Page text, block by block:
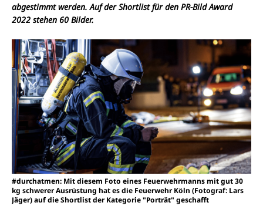
abgestimmt werden. Auf der Shortlist für den PR-Bild Award
2022 stehen 60 Bilder.
#durchatmen: Mit diesem Foto eines Feuerwehrmanns mit gut 30
kg schwerer Ausrüstung hat es die Feuerwehr Köln (Fotograf: Lars
Jäger) auf die Shortlist der Kategorie "Porträt" geschafft